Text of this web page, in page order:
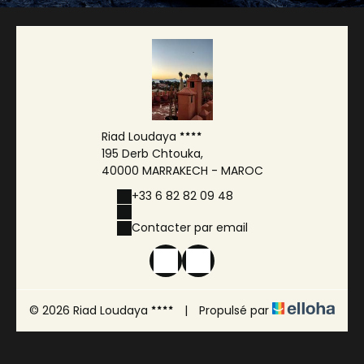
Riad Loudaya
195 Derb Chtouka,
40000 MARRAKECH - MAROC
+33 6 82 82 09 48
Contacter par email
© 2026 Riad Loudaya | Propulsé par